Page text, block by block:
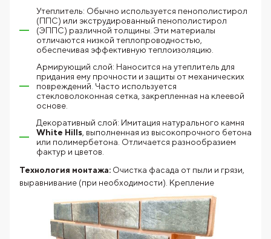
Утеплитель: Обычно используется пенополистирол
(ППС) или экструдированный пенополистирол
(ЭППС) различной толщины. Эти материалы
отличаются низкой теплопроводностью,
обеспечивая эффективную теплоизоляцию.
Армирующий слой: Наносится на утеплитель для
придания ему прочности и защиты от механических
повреждений. Часто используется
стекловолоконная сетка, закрепленная на клеевой
основе.
Декоративный слой: Имитация натурального камня
White Hills , выполненная из высокопрочного бетона
или полимербетона. Отличается разнообразием
фактур и цветов.
Технология монтажа: Очистка фасада от пыли и грязи,
выравнивание (при необходимости). Крепление